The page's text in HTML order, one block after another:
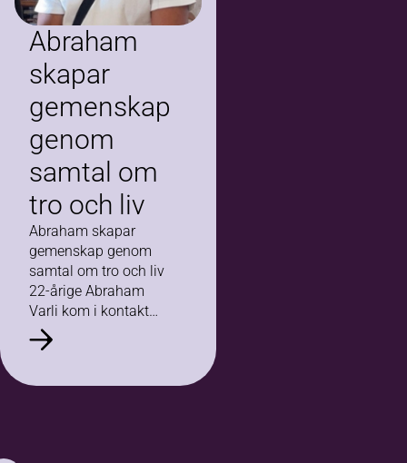
Abraham
skapar
gemenskap
genom
samtal om
tro och liv
Abraham skapar
gemenskap genom
samtal om tro och liv
22-årige Abraham
Varli kom i kontakt
med Bilda när han
gick en studiecirkel i
Ortodoxa kyrka. –